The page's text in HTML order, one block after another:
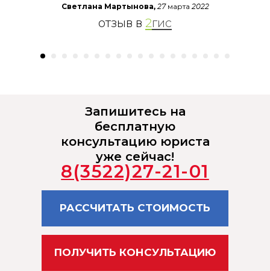
Светлана Мартынова, 27 марта 2022
отзыв в 2гис
Запишитесь на
бесплатную
консультацию юриста
уже сейчас!
8(3522)27-21-01
РАССЧИТАТЬ СТОИМОСТЬ
ПОЛУЧИТЬ КОНСУЛЬТАЦИЮ